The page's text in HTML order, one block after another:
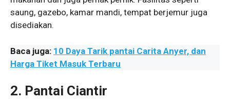
saung, gazebo, kamar mandi, tempat berjemur juga
disediakan.
Baca juga: 10 Daya Tarik pantai Carita Anyer, dan
Harga Tiket Masuk Terbaru
2. Pantai Ciantir